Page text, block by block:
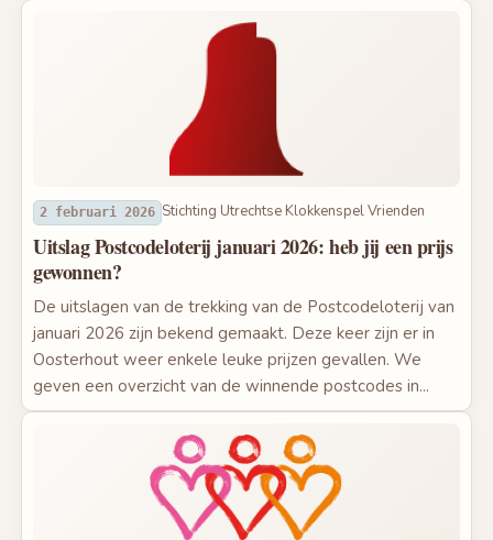
2 februari 2026 Stichting Utrechtse Klokkenspel Vrienden
Uitslag Postcodeloterij januari 2026: heb jij een prijs
gewonnen?
De uitslagen van de trekking van de Postcodeloterij van
januari 2026 zijn bekend gemaakt. Deze keer zijn er in
Oosterhout weer enkele leuke prijzen gevallen. We
geven een overzicht van de winnende postcodes in...